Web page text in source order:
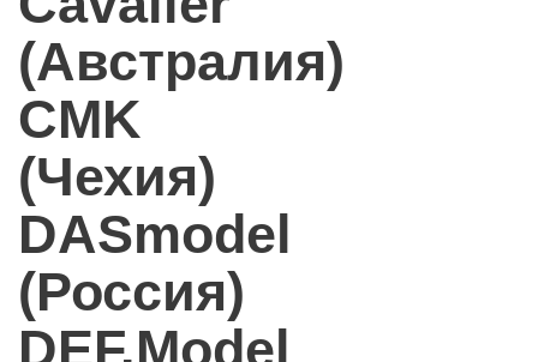
(Австралия)
CMK
(Чехия)
DASmodel
(Россия)
DEF.Model